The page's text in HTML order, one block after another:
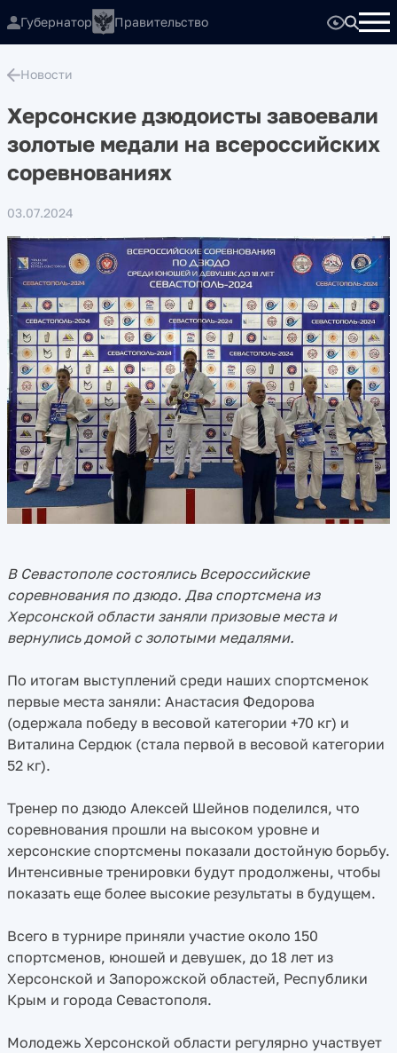
Губернатор Правительство
Новости
Херсонские дзюдоисты завоевали
золотые медали на всероссийских
соревнованиях
03.07.2024
В Севастополе состоялись Всероссийские
соревнования по дзюдо. Два спортсмена из
Херсонской области заняли призовые места и
вернулись домой с золотыми медалями.
По итогам выступлений среди наших спортсменок
первые места заняли: Анастасия Федорова
(одержала победу в весовой категории +70 кг) и
Виталина Сердюк (стала первой в весовой категории
52 кг).
Тренер по дзюдо Алексей Шейнов поделился, что
соревнования прошли на высоком уровне и
херсонские спортсмены показали достойную борьбу.
Интенсивные тренировки будут продолжены, чтобы
показать еще более высокие результаты в будущем.
Всего в турнире приняли участие около 150
спортсменов, юношей и девушек, до 18 лет из
Херсонской и Запорожской областей, Республики
Крым и города Севастополя.
Молодежь Херсонской области регулярно участвует